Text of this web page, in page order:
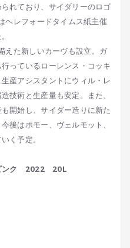
れており、サイダリーのロゴ
ヘレフォードタイムス紙主催
えた新しいカーヴも設立。ガ
っているローレンス・コッキ
産アシスタントにウィル・レ
技術と生産量も安定。また、
開始し、サイダー造りに新た
後はポモー、ヴェルモット、
く予定。
ピンク 2022 20L